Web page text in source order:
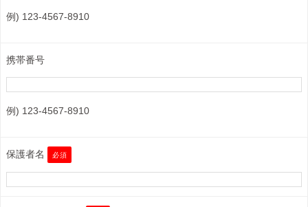
例) 123-4567-8910
携帯番号
例) 123-4567-8910
保護者名 必須